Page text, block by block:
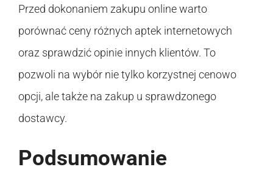
Przed dokonaniem zakupu online warto
porównać ceny różnych aptek internetowych
oraz sprawdzić opinie innych klientów. To
pozwoli na wybór nie tylko korzystnej cenowo
opcji, ale także na zakup u sprawdzonego
dostawcy.
Podsumowanie